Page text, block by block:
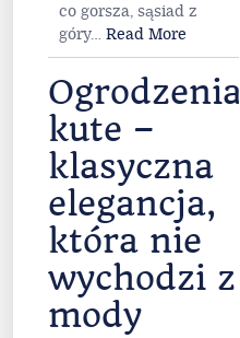
co gorsza, sąsiad z
góry… Read More
Ogrodzenia
kute –
klasyczna
elegancja,
która nie
wychodzi z
mody